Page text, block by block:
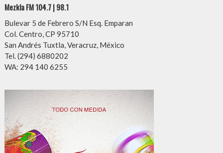
Mezkla FM 104.7 | 98.1
Bulevar 5 de Febrero S/N Esq. Emparan
Col. Centro, CP 95710
San Andrés Tuxtla, Veracruz, México
Tel. (294) 6880202
WA: 294 140 6255